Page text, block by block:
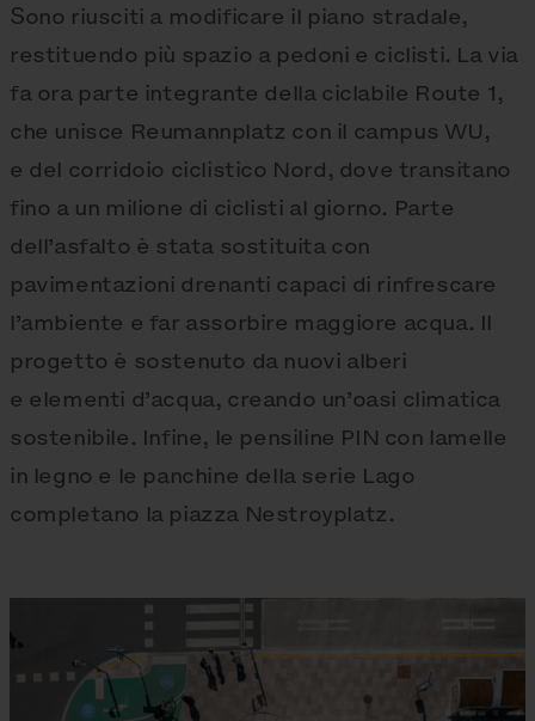
Sono riusciti a modificare il piano stradale,
restituendo più spazio a pedoni e ciclisti. La via
fa ora parte integrante della ciclabile Route 1,
che unisce Reumannplatz con il campus WU,
e del corridoio ciclistico Nord, dove transitano
fino a un milione di ciclisti al giorno. Parte
dell’asfalto è stata sostituita con
pavimentazioni drenanti capaci di rinfrescare
l’ambiente e far assorbire maggiore acqua. Il
progetto è sostenuto da nuovi alberi
e elementi d’acqua, creando un’oasi climatica
sostenibile. Infine, le pensiline PIN con lamelle
in legno e le panchine della serie Lago
completano la piazza Nestroyplatz.